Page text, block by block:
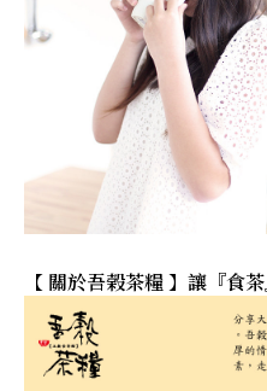
【 關於吾榖茶糧 】讓『食